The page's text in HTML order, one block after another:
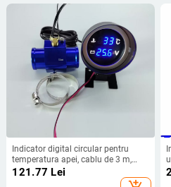
Indicator digital circular pentru
temperatura apei, cablu de 3 m,
universal 12V–24V, potrivit pentru
121.77 Lei